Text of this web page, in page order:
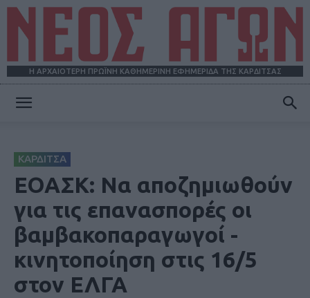
Η ΑΡΧΑΙΟΤΕΡΗ ΠΡΩΪΝΗ ΚΑΘΗΜΕΡΙΝΗ ΕΦΗΜΕΡΙΔΑ ΤΗΣ ΚΑΡΔΙΤΣΑΣ
ΚΑΡΔΙΤΣΑ
ΕΟΑΣΚ: Να αποζημιωθούν
για τις επανασπορές οι
βαμβακοπαραγωγοί -
κινητοποίηση στις 16/5
στον ΕΛΓΑ